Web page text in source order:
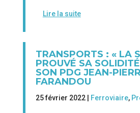
Lire la suite
TRANSPORTS : « LA
PROUVÉ SA
SON PDG JEAN-
FARANDOU
25 février 2022 | Ferroviaire,